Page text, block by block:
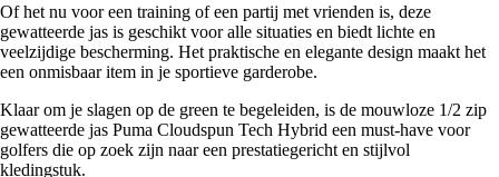
Of het nu voor een training of een partij met vrienden is, deze
gewatteerde jas is geschikt voor alle situaties en biedt lichte en
veelzijdige bescherming. Het praktische en elegante design maakt het
een onmisbaar item in je sportieve garderobe.
Klaar om je slagen op de green te begeleiden, is de mouwloze 1/2 zip
gewatteerde jas Puma Cloudspun Tech Hybrid een must-have voor
golfers die op zoek zijn naar een prestatiegericht en stijlvol
kledingstuk.